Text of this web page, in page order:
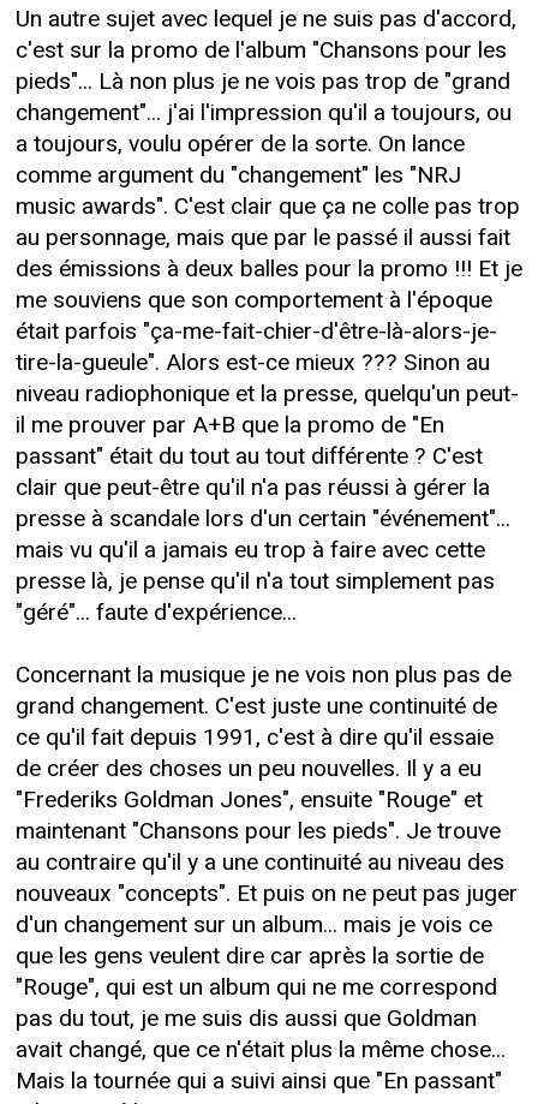
Un autre sujet avec lequel je ne suis pas d'accord,
c'est sur la promo de l'album "Chansons pour les
pieds"... Là non plus je ne vois pas trop de "grand
changement"... j'ai l'impression qu'il a toujours, ou
a toujours, voulu opérer de la sorte. On lance
comme argument du "changement" les "NRJ
music awards". C'est clair que ça ne colle pas trop
au personnage, mais que par le passé il aussi fait
des émissions à deux balles pour la promo !!! Et je
me souviens que son comportement à l'époque
était parfois "ça-me-fait-chier-d'être-là-alors-je-
tire-la-gueule". Alors est-ce mieux ??? Sinon au
niveau radiophonique et la presse, quelqu'un peut-
il me prouver par A+B que la promo de "En
passant" était du tout au tout différente ? C'est
clair que peut-être qu'il n'a pas réussi à gérer la
presse à scandale lors d'un certain "événement"...
mais vu qu'il a jamais eu trop à faire avec cette
presse là, je pense qu'il n'a tout simplement pas
"géré"... faute d'expérience...
Concernant la musique je ne vois non plus pas de
grand changement. C'est juste une continuité de
ce qu'il fait depuis 1991, c'est à dire qu'il essaie
de créer des choses un peu nouvelles. Il y a eu
"Frederiks Goldman Jones", ensuite "Rouge" et
maintenant "Chansons pour les pieds". Je trouve
au contraire qu'il y a une continuité au niveau des
nouveaux "concepts". Et puis on ne peut pas juger
d'un changement sur un album... mais je vois ce
que les gens veulent dire car après la sortie de
"Rouge", qui est un album qui ne me correspond
pas du tout, je me suis dis aussi que Goldman
avait changé, que ce n'était plus la même chose...
Mais la tournée qui a suivi ainsi que "En passant"